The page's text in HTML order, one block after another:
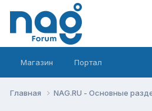
Магазин Портал
Главная NAG.RU - Основные